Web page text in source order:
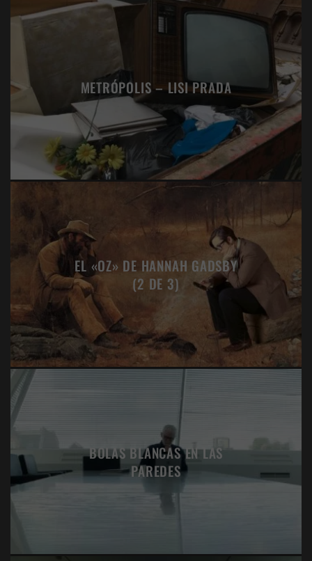
METRÓPOLIS – LISI PRADA
EL «OZ» DE HANNAH GADSBY
(2 DE 3)
BOLAS BLANCAS EN LAS
PAREDES